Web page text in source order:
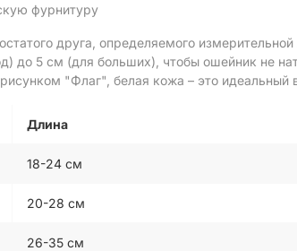
фурнитуру
друга, определяемого
до 5 см (для больших), чтобы ошейник не
"Флаг", белая кожа – это
Длина
18-24 см
20-28 см
26-35 см